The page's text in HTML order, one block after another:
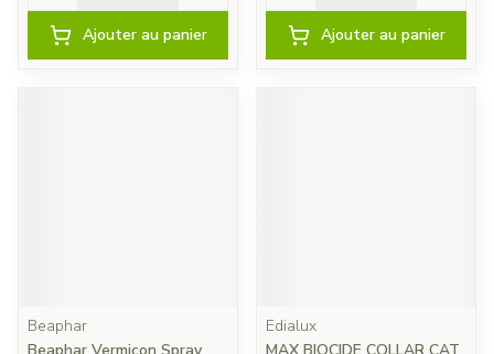
Ajouter au panier Ajouter au panier
Beaphar
Edialux